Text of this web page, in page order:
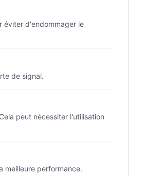
éviter d'endommager le
de signal.
peut nécessiter l'utilisation
meilleure performance.